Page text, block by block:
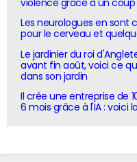
violence grâce à un
Les neurologues en sont
pour le cerveau et
Le jardinier du roi
avant fin août, voici ce
dans son jardin
Il crée une entreprise de
6 mois grâce à l'IA : voici